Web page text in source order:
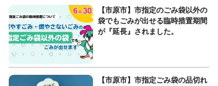
【市原市】市指定のごみ袋以外の
袋でもごみが出せる臨時措置期間
が『延長』されました。
【市原市】市指定ごみ袋の品切れ